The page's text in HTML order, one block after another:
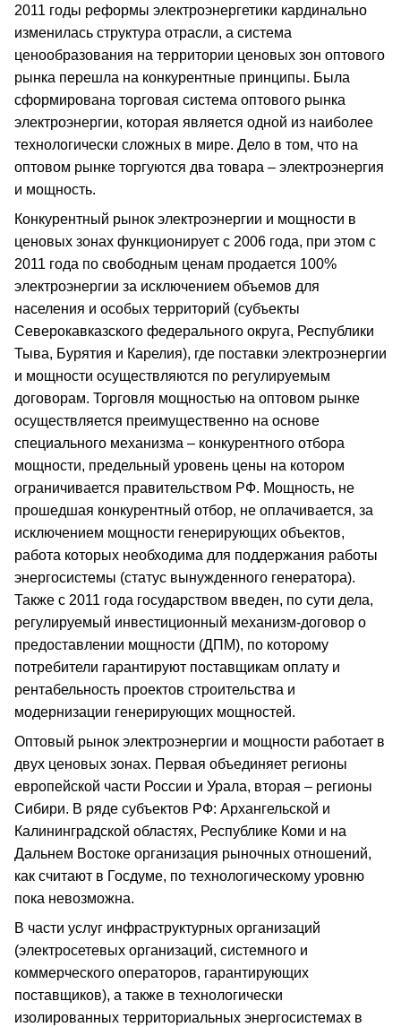
2011 годы реформы электроэнергетики кардинально
изменилась структура отрасли, а система
ценообразования на территории ценовых зон оптового
рынка перешла на конкурентные принципы. Была
сформирована торговая система оптового рынка
электроэнергии, которая является одной из наиболее
технологически сложных в мире. Дело в том, что на
оптовом рынке торгуются два товара – электроэнергия
и мощность.
Конкурентный рынок электроэнергии и мощности в
ценовых зонах функционирует с 2006 года, при этом с
2011 года по свободным ценам продается 100%
электроэнергии за исключением объемов для
населения и особых территорий (субъекты
Северокавказского федерального округа, Республики
Тыва, Бурятия и Карелия), где поставки электроэнергии
и мощности осуществляются по регулируемым
договорам. Торговля мощностью на оптовом рынке
осуществляется преимущественно на основе
специального механизма – конкурентного отбора
мощности, предельный уровень цены на котором
ограничивается правительством РФ. Мощность, не
прошедшая конкурентный отбор, не оплачивается, за
исключением мощности генерирующих объектов,
работа которых необходима для поддержания работы
энергосистемы (статус вынужденного генератора).
Также с 2011 года государством введен, по сути дела,
регулируемый инвестиционный механизм-договор о
предоставлении мощности (ДПМ), по которому
потребители гарантируют поставщикам оплату и
рентабельность проектов строительства и
модернизации генерирующих мощностей.
Оптовый рынок электроэнергии и мощности работает в
двух ценовых зонах. Первая объединяет регионы
европейской части России и Урала, вторая – регионы
Сибири. В ряде субъектов РФ: Архангельской и
Калининградской областях, Республике Коми и на
Дальнем Востоке организация рыночных отношений,
как считают в Госдуме, по технологическому уровню
пока невозможна.
В части услуг инфраструктурных организаций
(электросетевых организаций, системного и
коммерческого операторов, гарантирующих
поставщиков), а также в технологически
изолированных территориальных энергосистемах в